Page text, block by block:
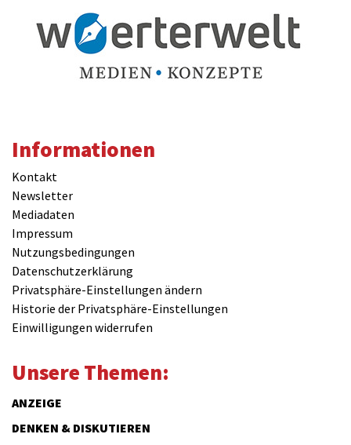
Informationen
Kontakt
Newsletter
Mediadaten
Impressum
Nutzungsbedingungen
Datenschutzerklärung
Privatsphäre-Einstellungen ändern
Historie der Privatsphäre-Einstellungen
Einwilligungen widerrufen
Unsere Themen:
ANZEIGE
DENKEN & DISKUTIEREN